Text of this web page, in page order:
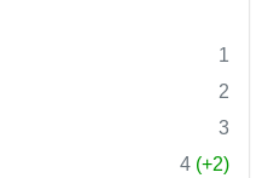
1
2
3
4 (+2)